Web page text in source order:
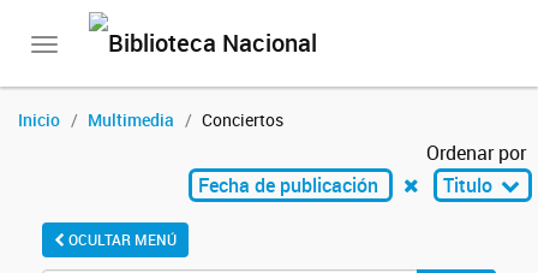
Toggle
Inicio Multimedia Conciertos
Ordenar por
Fecha de publicación
Titulo
OCULTAR MENÚ